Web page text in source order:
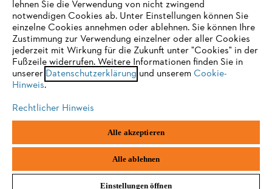
Datenschutzrichtlinien Impressum Cookies
Fachmarktstraße 7
UNTERSTÜTZT
Sie nutzen einen Browser, den wir noch nicht unterstützen. Für
eine optimale Nutzung unserer Seite empfehlen wir Ihnen, zu
einem der folgenden Browser zu wechseln:
Firefox Chrome
lehnen Sie die Verwendung von nicht zwingend
notwendigen Cookies ab. Unter Einstellungen können Sie
einzelne Cookies annehmen oder ablehnen. Sie können Ihre
Zustimmung zur Verwendung einzelner oder aller Cookies
jederzeit mit Wirkung für die Zukunft unter "Cookies" in der
Fußzeile widerrufen. Weitere Informationen finden Sie in
unserer Datenschutzerklärung und unserem Cookie-
Hinweis.
Rechtlicher Hinweis
Alle akzeptieren
Alle ablehnen
Einstellungen öffnen